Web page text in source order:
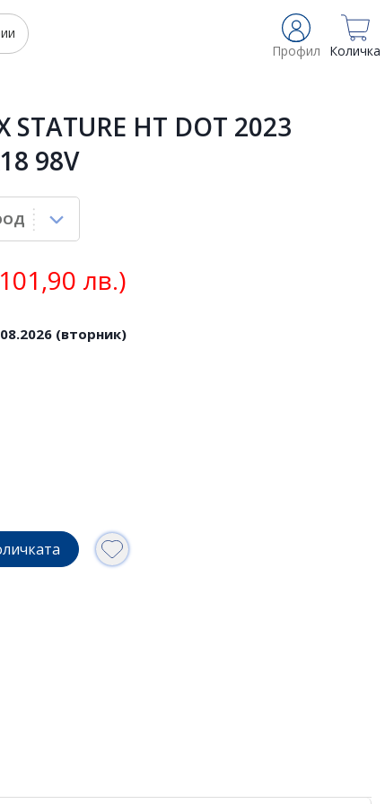
Профил Количка
STATURE HT DOT 2023
98V
лв.)
(вторник)